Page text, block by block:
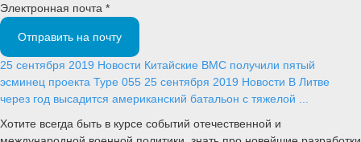
Электронная почта *
Отправить на почту
25 сентября 2019 Новости Китайские ВМС получили пятый
эсминец проекта Type 055 25 сентября 2019 Новости В Литве
через год высадится американский батальон с тяжелой ...
Хотите всегда быть в курсе событий отечественной и